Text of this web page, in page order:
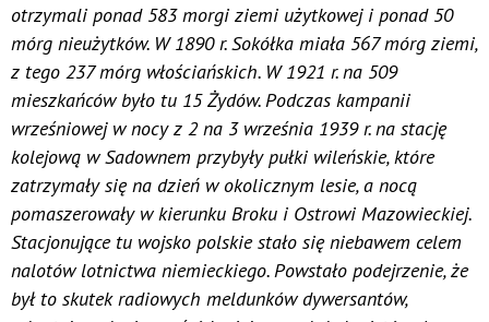
otrzymali ponad 583 morgi ziemi użytkowej i ponad 50
mórg nieużytków. W 1890 r. Sokółka miała 567 mórg ziemi,
z tego 237 mórg włościańskich. W 1921 r. na 509
mieszkańców było tu 15 Żydów. Podczas kampanii
wrześniowej w nocy z 2 na 3 września 1939 r. na stację
kolejową w Sadownem przybyły pułki wileńskie, które
zatrzymały się na dzień w okolicznym lesie, a nocą
pomaszerowały w kierunku Broku i Ostrowi Mazowieckiej.
Stacjonujące tu wojsko polskie stało się niebawem celem
nalotów lotnictwa niemieckiego. Powstało podejrzenie, że
był to skutek radiowych meldunków dywersantów,